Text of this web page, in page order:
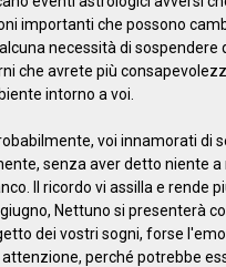
importanti che possono
necessità di sospendere
che avrete più
intorno a voi.
voi innamorati di
senza aver detto niente
Il ricordo vi assilla e rende
Nettuno si presenterà
dei vostri sogni, forse
perché potrebbe